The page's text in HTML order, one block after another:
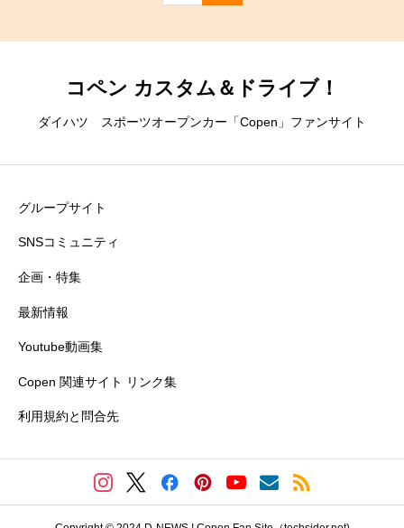
コペン カスタム＆ドライブ！
ダイハツ スポーツオープンカー「Copen」ファンサイト
グループサイト
SNSコミュニティ
企画・特集
最新情報
Youtube動画集
Copen 関連サイト リンク集
利用規約と問合先